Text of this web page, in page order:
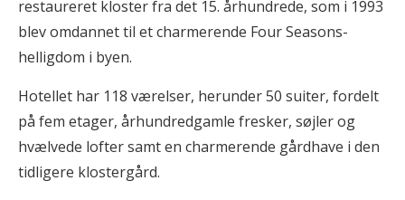
restaureret kloster fra det 15. århundrede, som i 1993
blev omdannet til et charmerende Four Seasons-
helligdom i byen.
Hotellet har 118 værelser, herunder 50 suiter, fordelt
på fem etager, århundredgamle fresker, søjler og
hvælvede lofter samt en charmerende gårdhave i den
tidligere klostergård.